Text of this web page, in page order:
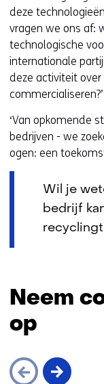
deze
vragen we ons af:
technologische
internationale
deze activiteit
commercialiseren?’
‘Van opkomende
bedrijven - we
ogen: een
Wil je
bedrijf
Neem
op